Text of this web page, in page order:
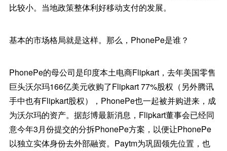
比较小。当地政策整体利好移动支付的发展。
基本的市场格局就是这样。那么，PhonePe是谁？
PhonePe的母公司是印度本土电商Flipkart，去年美国零售
巨头沃尔玛166亿美元收购了Flipkart 77%股权（另外腾讯
手中也有Flipkart股权），PhonePe也一起被并购进来，成
为沃尔玛的资产。据彭博最新消息，Flipkart董事会已经同
意今年3月份提交的分拆PhonePe方案，以便让PhonePe
以独立实体身份去外部融资。Paytm为巩固领先位置，也